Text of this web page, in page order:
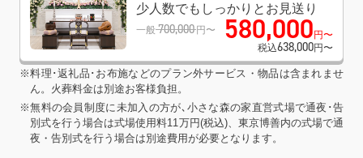
少人数でもしっかりとお見送り
一般700,000 円〜 580,000 円〜
税込638,000円〜
※料理･返礼品･お布施などのプラン外サービス・物品は含まれませ
ん。火葬料金は別途お客様負担。
※無料の会員制度に未加入の方が､小さな森の家直営式場で通夜･告
別式を行う場合は式場使用料11万円(税込)、東京博善内の式場で通
夜・告別式を行う場合は別途費用が必要となります。